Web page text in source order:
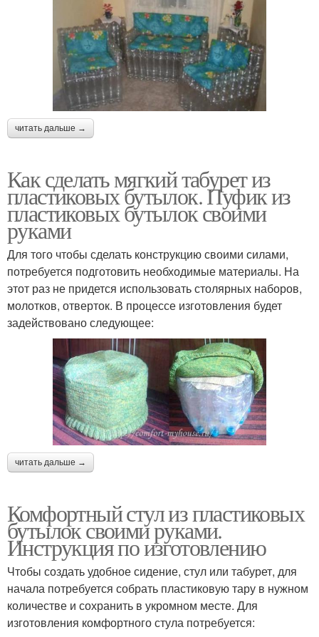
читать дальше →
Как сделать мягкий табурет из
пластиковых бутылок. Пуфик из
пластиковых бутылок своими
руками
Для того чтобы сделать конструкцию своими силами,
потребуется подготовить необходимые материалы. На
этот раз не придется использовать столярных наборов,
молотков, отверток. В процессе изготовления будет
задействовано следующее:
читать дальше →
Комфортный стул из пластиковых
бутылок своими руками.
Инструкция по изготовлению
Чтобы создать удобное сидение, стул или табурет, для
начала потребуется собрать пластиковую тару в нужном
количестве и сохранить в укромном месте. Для
изготовления комфортного стула потребуется: